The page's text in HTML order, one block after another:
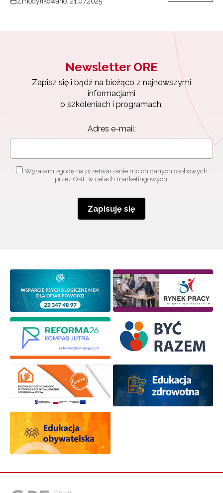
Newsletter ORE
Zapisz się i bądź na bieżąco z najnowszymi
informacjami
o szkoleniach i programach.
Adres e-mail:
Wyrażam zgodę na przetwarzanie moich danych osobowych
przez ORE w celach marketingowych.
Zapisuję się
Zapisz się i bądź na bieżąco z najnowszymi
o szkoleniach i programach.
Adres e-mail:
Wyrażam zgodę na przetwarzanie moich danych
osobowych przez ORE w celach marketingowych.
Zapisuję się